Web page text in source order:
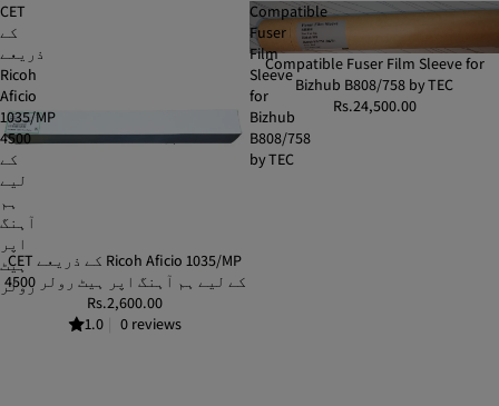
CET
کے
ذریعے
Ricoh
Aficio
1035/MP
4500
کے
لیے
ہم
آہنگ
اپر
ہیٹ
رولر
SOLD OUT
CET کے ذریعے Ricoh Aficio 1035/MP
4500 کے لیے ہم آہنگ اپر ہیٹ رولر
Rs.2,600.00
1.0
0 reviews
Compatible
Fuser
Film
Sleeve
for
Bizhub
B808/758
by TEC
Compatible Fuser Film Sleeve for
Bizhub B808/758 by TEC
Rs.24,500.00